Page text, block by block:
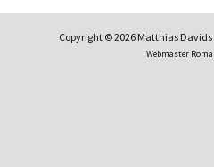
Copyright © 2026 Matthias
Webmaster